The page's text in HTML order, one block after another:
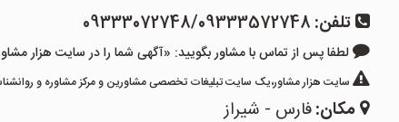
تلفن: 09333072748/09333572748
لطفا پس از تماس با مشاور بگویید: «آگهی شما را در سایت هزار مشاور دیده ام و کد
سایت هزار مشاور،یک سایت تبلیغات تخصصی مشاورین و مرکز مشاوره و
مکان:فارس - شیراز